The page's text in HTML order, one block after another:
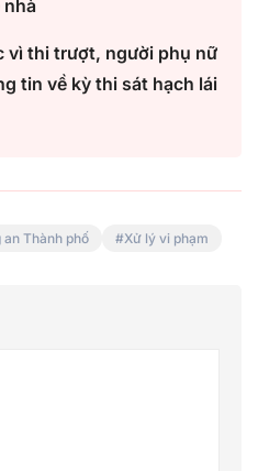
vì thi trượt, người phụ nữ
tin về kỳ thi sát hạch lái
an Thành phố Xử lý vi phạm